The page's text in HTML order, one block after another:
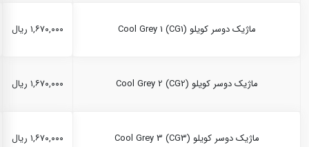
ماژیک دوسر کویلو Cool Grey 1 (CG1) ۱,۶۷۰,۰۰۰ ریال
ماژیک دوسر کویلو Cool Grey 2 (CG2) ۱,۶۷۰,۰۰۰ ریال
ماژیک دوسر کویلو Cool Grey 3 (CG3) ۱,۶۷۰,۰۰۰ ریال